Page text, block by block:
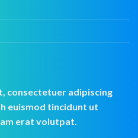
consectetuer adipiscing
euismod tincidunt ut
erat volutpat.